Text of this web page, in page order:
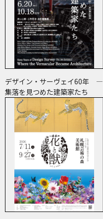
デザイン・サーヴェイ60年 ―
集落を見つめた建築家たち